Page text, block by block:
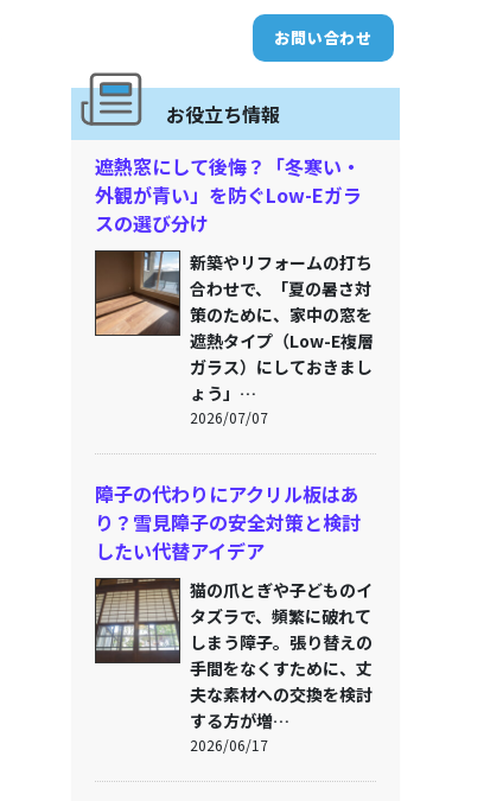
お問い合わせ
お役立ち情報
遮熱窓にして後悔？「冬寒い・
外観が青い」を防ぐLow-Eガラ
スの選び分け
新築やリフォームの打ち
合わせで、「夏の暑さ対
策のために、家中の窓を
遮熱タイプ（Low-E複層
ガラス）にしておきまし
ょう」…
2026/07/07
障子の代わりにアクリル板はあ
り？雪見障子の安全対策と検討
したい代替アイデア
猫の爪とぎや子どものイ
タズラで、頻繁に破れて
しまう障子。張り替えの
手間をなくすために、丈
夫な素材への交換を検討
する方が増…
2026/06/17